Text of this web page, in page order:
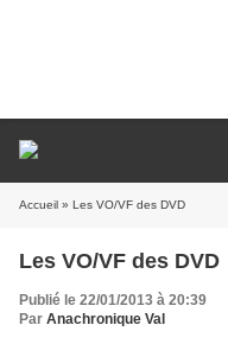
Accueil » Les VO/VF des DVD
Les VO/VF des DVD
Publié le 22/01/2013 à 20:39
Par Anachronique Val